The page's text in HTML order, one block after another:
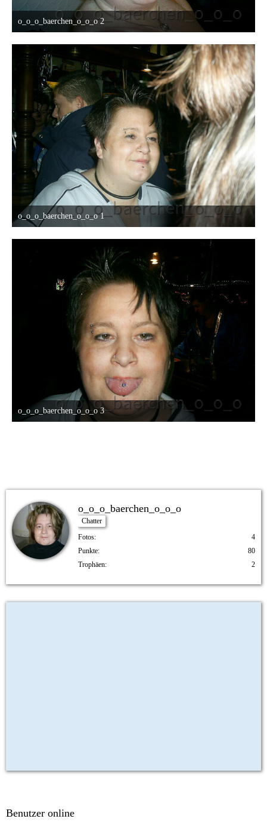
o_o_o_baerchen_o_o_o 2
12. Oktober 2015 um 13:07
o_o_o_baerchen_o_o_o 1
12. Oktober 2015 um 13:07
o_o_o_baerchen_o_o_o 3
12. Oktober 2015 um 13:07
o_o_o_baerchen_o_o_o
Chatter
Fotos
4
Punkte
80
Trophäen
2
Benutzer online